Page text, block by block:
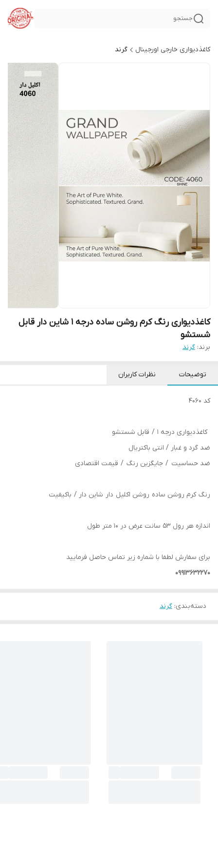
جستجو
کاغذدیواری خارجی اورجینال گرند
کاغذدیواری رنگ کرم روشن ساده درجه 1 شاین دار قابل
شستشو
برند: گرند
توضیحات نظرات کاربران
کد 4060
کاغذدیواری درجه 1 / قابل شستشو
ضد گرد و غبار / انتی باکتریال
ضد حساسیت / جایگزین رنگ / قیمت اقتصادی
رنگ کرم روشن ساده روشن اکلیل دار شاین دار / باکیفیت
اندازه هر رول 53 سانت عرض در 10 متر طول
برای سفارش لطفا با شماره زیر تماس حاصل فرمایید
09913632270
دسته‌بندی: گرند